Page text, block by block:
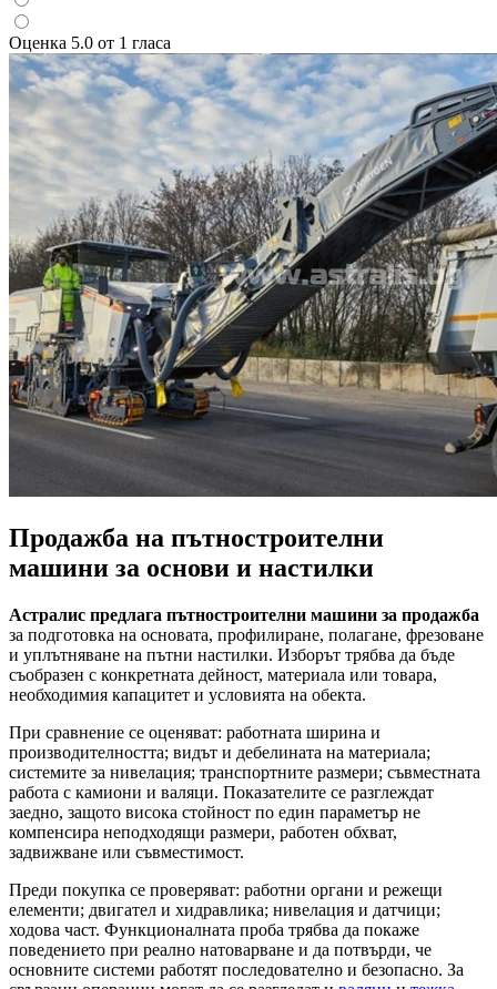
Оценка 5.0 от 1 гласа
Продажба на пътностроителни
машини за основи и настилки
Астралис предлага пътностроителни машини за продажба
за подготовка на основата, профилиране, полагане, фрезоване
и уплътняване на пътни настилки. Изборът трябва да бъде
съобразен с конкретната дейност, материала или товара,
необходимия капацитет и условията на обекта.
При сравнение се оценяват: работната ширина и
производителността; видът и дебелината на материала;
системите за нивелация; транспортните размери; съвместната
работа с камиони и валяци. Показателите се разглеждат
заедно, защото висока стойност по един параметър не
компенсира неподходящи размери, работен обхват,
задвижване или съвместимост.
Преди покупка се проверяват: работни органи и режещи
елементи; двигател и хидравлика; нивелaция и датчици;
ходова част. Функционалната проба трябва да покаже
поведението при реално натоварване и да потвърди, че
основните системи работят последователно и безопасно. За